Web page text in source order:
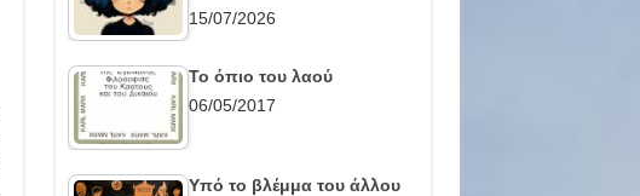
15/07/2026
Το όπιο του λαού
06/05/2017
Υπό το βλέμμα του άλλου